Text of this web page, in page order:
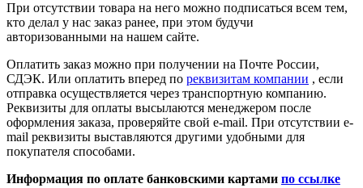
При отсутствии товара на него можно подписаться всем тем,
кто делал у нас заказ ранее, при этом будучи
авторизованными на нашем сайте.
Оплатить заказ можно при получении на Почте России,
СДЭК. Или оплатить вперед по реквизитам компании , если
отправка осуществляется через транспортную компанию.
Реквизиты для оплаты высылаются менеджером после
оформления заказа, проверяйте свой e-mail. При отсутствии e-
mail реквизиты выставляются другими удобными для
покупателя способами.
Информация по оплате банковскими картами по ссылке